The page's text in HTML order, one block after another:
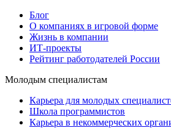
Блог
О компаниях в игровой форме
Жизнь в компании
ИТ-проекты
Рейтинг работодателей России
Молодым специалистам
Карьера для молодых
Школа программистов
Карьера в некоммерческих